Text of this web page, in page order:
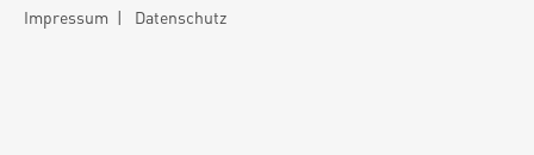
Impressum | Datenschutz